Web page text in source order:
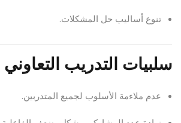
تنوع أساليب حل المشكلات.
سلبيات التدريب التعاوني
عدم ملاءمة الأسلوب لجميع المتدربين.